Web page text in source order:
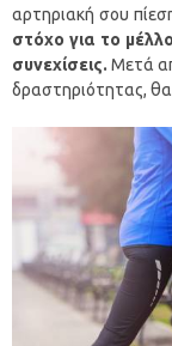
αρτηριακή σου
στόχο για το
συνεχίσεις. Μετά
δραστηριότητας, θα